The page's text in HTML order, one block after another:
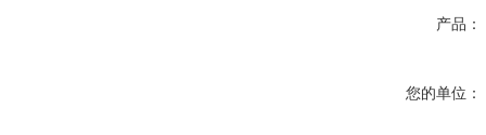
产品：
您的单位：